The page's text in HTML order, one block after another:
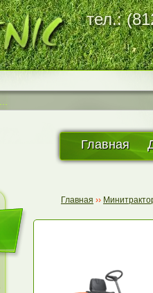
тел.:
Главная
Главная ››